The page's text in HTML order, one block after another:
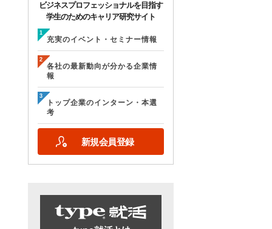
ビジネスプロフェッショナルを目指す
学生のためのキャリア研究サイト
充実のイベント・セミナー情報
各社の最新動向が分かる企業情
報
トップ企業のインターン・本選
考
新規会員登録